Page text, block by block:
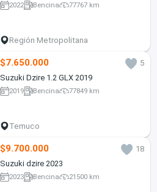
2022 Bencina 77767 km
Región Metropolitana
$7.650.000
5
Suzuki Dzire 1.2 GLX 2019
2019 Bencina 77849 km
Temuco
$9.700.000
18
Suzuki dzire 2023
2023 Bencina 21500 km